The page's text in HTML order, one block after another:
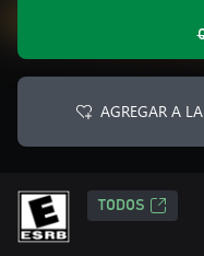
AGREGAR A
TODOS